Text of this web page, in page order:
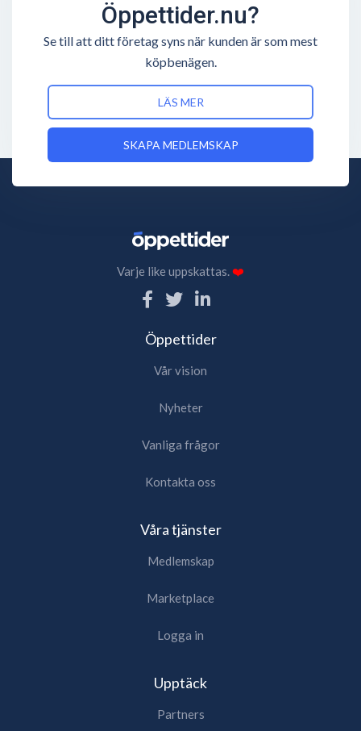
Öppettider.nu?
Se till att ditt företag syns när kunden är som mest
köpbenägen.
LÄS MER
SKAPA MEDLEMSKAP
Varje like uppskattas.❤️
Öppettider
Vår vision
Nyheter
Vanliga frågor
Kontakta oss
Våra tjänster
Medlemskap
Marketplace
Logga in
Upptäck
Partners